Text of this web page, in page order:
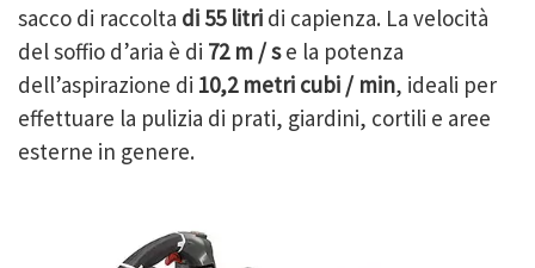
sacco di raccolta di 55 litri di capienza. La velocità
del soffio d’aria è di 72 m / se la potenza
dell’aspirazione di 10,2 metri cubi / min, ideali per
effettuare la pulizia di prati, giardini, cortili e aree
esterne in genere.